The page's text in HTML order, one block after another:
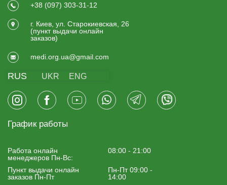
+38 (097) 303-31-12
г. Киев, ул. Старокиевская, 26
(пункт выдачи онлайн
заказов)
medi.org.ua@gmail.com
RUS UKR ENG
График работы
Работа онлайн
менеджеров Пн-Вс:
08:00 - 21:00
Пункт выдачи онлайн
заказов Пн-Пт
Пн-Пт 09:00 -
14:00